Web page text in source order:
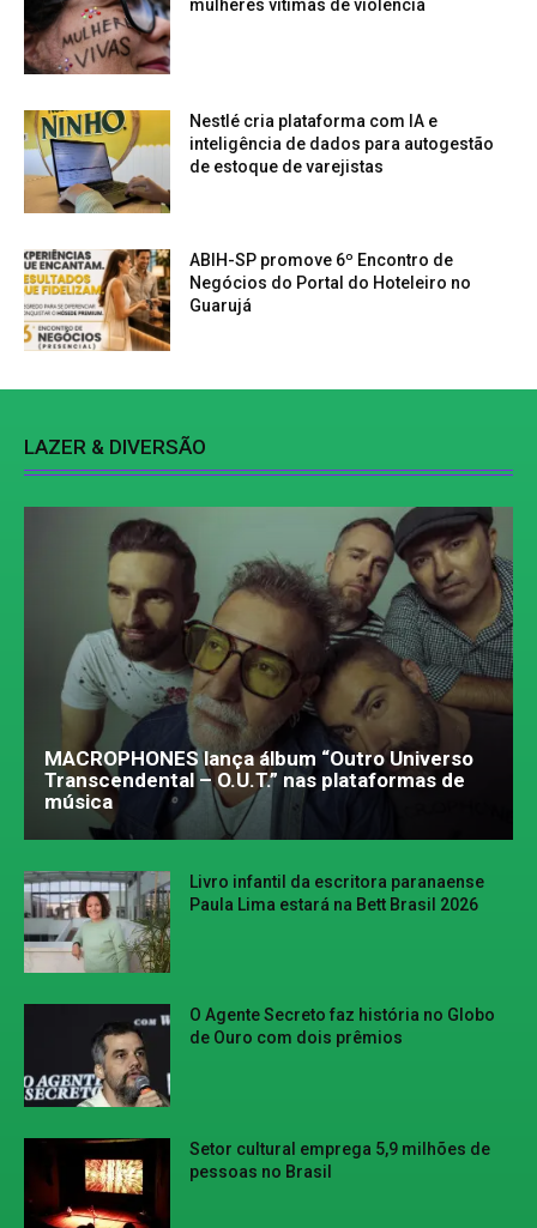
mulheres vítimas de violência
Nestlé cria plataforma com IA e
inteligência de dados para autogestão
de estoque de varejistas
ABIH-SP promove 6º Encontro de
Negócios do Portal do Hoteleiro no
Guarujá
LAZER & DIVERSÃO
MACROPHONES lança álbum “Outro Universo
Transcendental – O.U.T.” nas plataformas de
música
Livro infantil da escritora paranaense
Paula Lima estará na Bett Brasil 2026
O Agente Secreto faz história no Globo
de Ouro com dois prêmios
Setor cultural emprega 5,9 milhões de
pessoas no Brasil